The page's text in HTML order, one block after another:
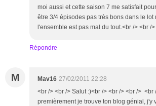
moi aussi et cette saison 7 me satisfait
être 3/4 épisodes pas très bons dans le lot
l'ensemble est pas mal du tout.<br /> <br /
Répondre
M Mav16 27/02/2011 22:28
<br /> <br /> Salut :)<br /> <br /> <br /> <br
premièrement je trouve ton blog génial, j'y